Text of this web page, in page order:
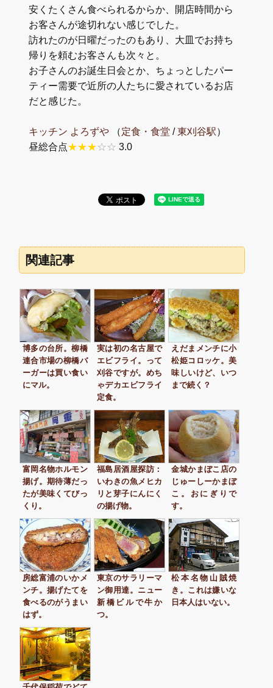
安くたくさん食べられるからか、開店時間から
お客さんが途切れない感じでした。
訪れたのが日曜だったのもあり、大皿でお持ち
帰りを頼むお客さんも次々と。
お子さんのお誕生日会とか、ちょっとしたパー
ティー需要で近所の人たちに愛されているお店
だと感じた。
キッチン よろずや （定食・食堂 /東刈谷駅）
昼総合点★★★☆☆ 3.0
関連記事
博多の台所。柳橋
連合市場の柳橋バ
ーガーは買い食い
にマル。
実は初の名古屋で
エビフライ。って
刈谷ですが。めち
ゃデカエビフライ
定食。
えだまメンチに小
松姫コロッケ。美
味しいけど、いつ
まで続く？
富岡名物ホルモン
揚げ。期待薄だっ
たが美味くてびっ
くり。
福島居酒屋探訪：
いわきの魚メヒカ
リと芽子にんにく
の揚げ物。
金城かまぼこ店の
じゅーしーかまぼ
こ。おにぎりで
す。
房総富浦のいかメ
ンチ。揚げたてを
食べるのがうまい
はず。
東京のサラリーマ
ン御用達。ニュー
新橋ビルで牛か
つ。
松本名物山賊焼
き。これは嫌いな
日本人はいない。